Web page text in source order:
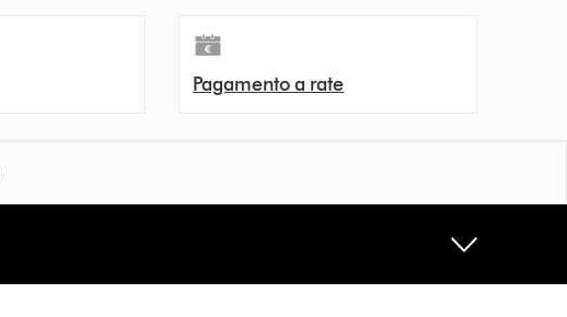
Pagamento a rate